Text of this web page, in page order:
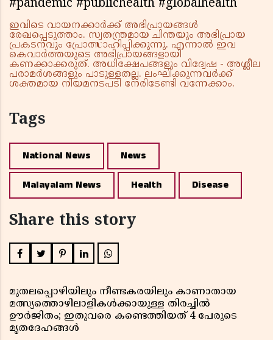
#pandemic #publichealth #globalhealth
ഇവിടെ വായനക്കാർക്ക് അഭിപ്രായങ്ങൾ
രേഖപ്പെടുത്താം. സ്വതന്ത്രമായ ചിന്തയും അഭിപ്രായ
പ്രകടനവും പ്രോത്സാഹിപ്പിക്കുന്നു. എന്നാൽ ഇവ
കെവാർത്തയുടെ അഭിപ്രായങ്ങളായി
കണക്കാക്കരുത്. അധിക്ഷേപങ്ങളും വിദ്വേഷ - അശ്ലീല
പരാമർശങ്ങളും പാടുള്ളതല്ല. ലംഘിക്കുന്നവർക്ക്
ശക്തമായ നിയമനടപടി നേരിടേണ്ടി വന്നേക്കാം.
Tags
National News News
Malayalam News Health Disease
Share this story
മുതലപ്പൊഴിയിലും നീണ്ടകരയിലും കാണാതായ
മത്സ്യത്തൊഴിലാളികൾക്കായുള്ള തിരച്ചിൽ
ഊർജിതം; ഇതുവരെ കണ്ടെത്തിയത് 4 പേരുടെ
മൃതദേഹങ്ങൾ